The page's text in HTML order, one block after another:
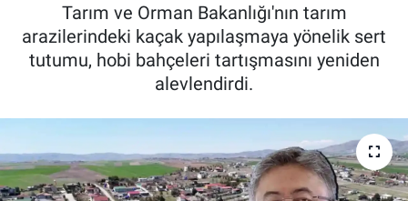
Tarım ve Orman Bakanlığı'nın tarım
arazilerindeki kaçak yapılaşmaya yönelik sert
tutumu, hobi bahçeleri tartışmasını yeniden
alevlendirdi.